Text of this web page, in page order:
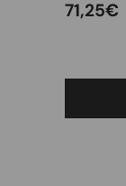
Precio
71,25€